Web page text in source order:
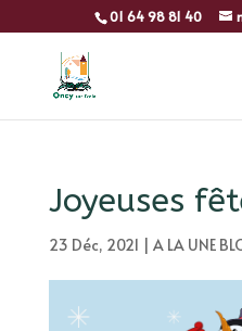
01 64 98 81 40
Joyeuses
23 Déc, 2021 | A LA UNE